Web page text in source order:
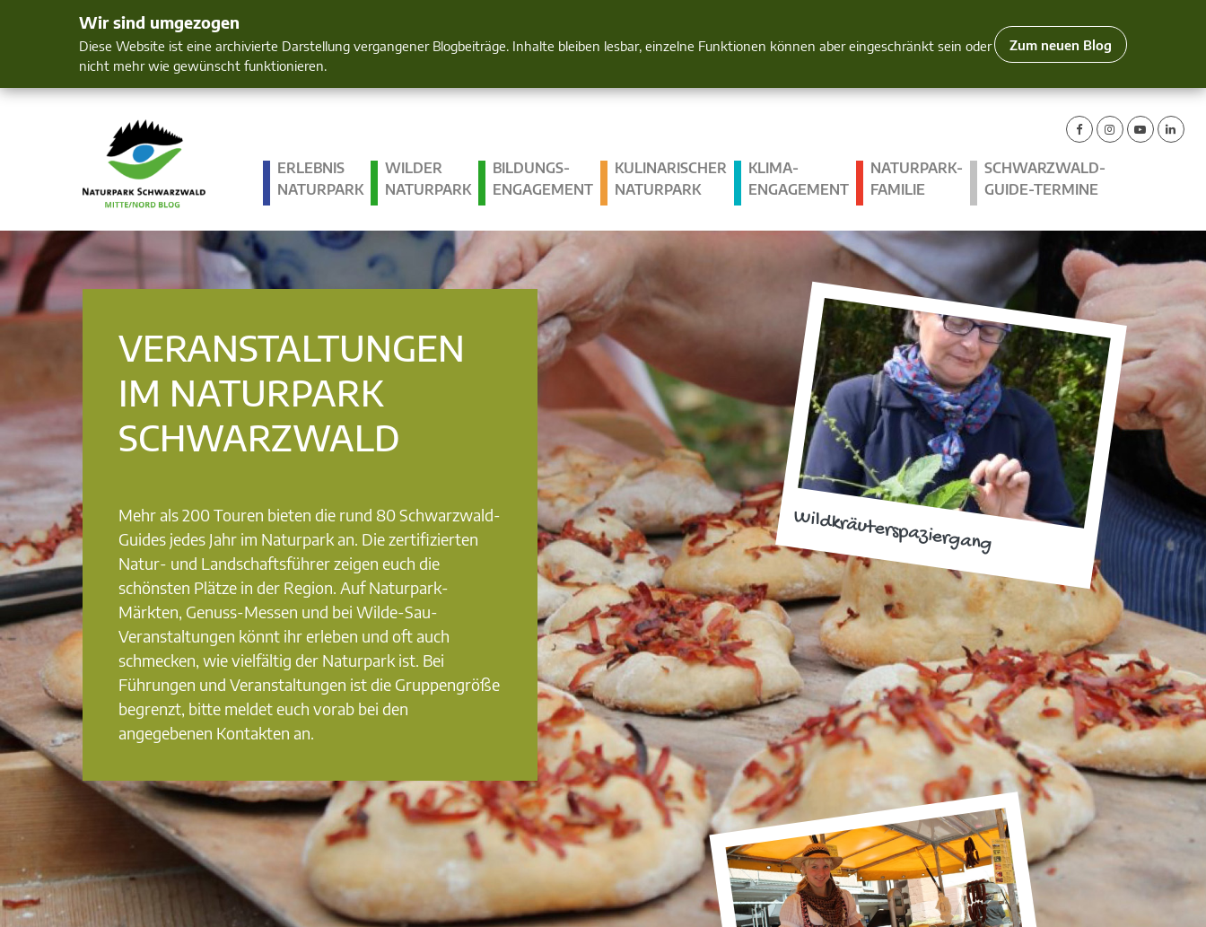
Wir sind umgezogen
Diese Website ist eine archivierte Darstellung vergangener Blogbeiträge. Inhalte bleiben lesbar, einzelne Funktionen können aber eingeschränkt sein oder
nicht mehr wie gewünscht funktionieren.
Zum neuen Blog
Mensch und Natur im Blick
ERLEBNIS
NATURPARK
WILDER
NATURPARK
BILDUNGS­
ENGAGEMENT
KULINARISCHER
NATURPARK
KLIMA­
ENGAGEMENT
NATURPARK-
FAMILIE
SCHWARZWALD-
GUIDE-TERMINE
Wildkräuterspaziergang
VERANSTALTUNGEN
IM NATURPARK
SCHWARZWALD
Mehr als 200 Touren bieten die rund 80 Schwarzwald-
Guides jedes Jahr im Naturpark an. Die zertifizierten
Natur- und Landschaftsführer zeigen euch die
schönsten Plätze in der Region. Auf Naturpark-
Märkten, Genuss-Messen und bei Wilde-Sau-
Veranstaltungen könnt ihr erleben und oft auch
schmecken, wie vielfältig der Naturpark ist. Bei
Führungen und Veranstaltungen ist die Gruppengröße
begrenzt, bitte meldet euch vorab bei den
angegebenen Kontakten an.